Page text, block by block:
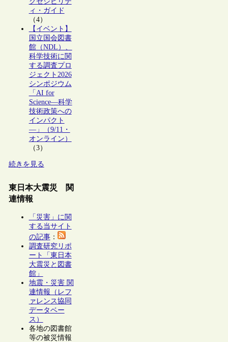
ィ・ガイド
（4）
【イベント】
国立国会図書
館（NDL）、
科学技術に関
する調査プロ
ジェクト2026
シンポジウム
「AI for
Science―科学
技術政策への
インパクト
―」（9/11・
オンライン）
（3）
続きを見る
東日本大震災 関
連情報
「災害」に関
する当サイト
の記事：
調査研究リポ
ート「東日本
大震災と図書
館」
地震・災害 関
連情報（レフ
ァレンス協同
データベー
ス）
各地の図書館
等の被災情報